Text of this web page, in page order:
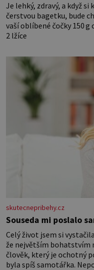
Je lehký, zdravý, a když
čerstvou bagetku, bude chutnat
vaší oblíbené čočky 150
2 lžíce
skutecnepribehy.cz
Souseda mi poslalo
Celý život jsem si
že největším bohatstvím
člověk, který je ochotný
byla spíš samotářka.